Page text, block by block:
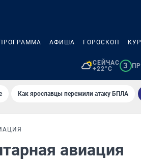
АФИША ГОРОСКОП
СЕЙЧАС
+22°C
3
Как ярославцы пережили атаку БПЛА
авиация